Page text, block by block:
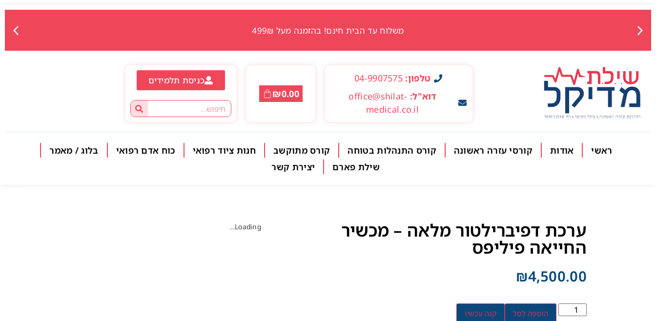
משלוח עד הבית חינם! בהזמנה מעל 499₪
טלפון: 04-9907575
דוא"ל: office@shilat-
medical.co.il
₪0.00
כניסת תלמידים
ראשי אודות קורסי עזרה ראשונה קורס התנהלות בטוחה קורס מתוקשב חנות ציוד רפואי כוח אדם רפואי
בלוג / מאמר
שילת פארם
יצירת קשר
ערכת דפיברילטור מלאה – מכשיר
החייאה פיליפס
₪4,500.00
הוספה לסל קנה עכשיו
Loading...